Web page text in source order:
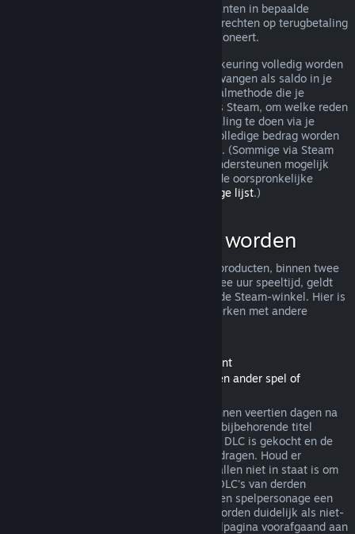
terugbetaling toch worden behandeld. Klanten in bepaalde
jurisdicties hebben mogelijk aanvullende rechten op terugbetaling
wanneer het spel niet naar behoren functioneert.
Je aankoop zal binnen een week na goedkeuring volledig worden
terugbetaald. Je zult de terugbetaling ontvangen als saldo in je
Steam-portemonnee of via dezelfde betaalmethode die je
gebruikt hebt om de aankoop te doen. Als Steam, om welke reden
dan ook, niet in staat is om een terugbetaling te doen via je
oorspronkelijke betaalmethode, zal het volledige bedrag worden
bijgeschreven aan je Steam-portemonnee. (Sommige via Steam
beschikbare betaalmethoden in je land ondersteunen mogelijk
geen terugbetaling van een aankoop via de oorspronkelijke
Klik hier voor een volledige lijst.)
Wat kan terugbetaald worden
Het aanbod tot terugbetaling van Steam-producten, binnen twee
weken na aankoop en met minder dan twee uur speeltijd, geldt
voor spellen en softwaretoepassingen in de Steam-winkel. Hier is
een overzicht van hoe terugbetalingen werken met andere
Terugbetalingen van Downloadable Content
(Steam-winkelinhoud bruikbaar binnen een ander spel of
In de Steam-winkel gekochte DLC kan binnen veertien dagen na
aankoop worden terugbetaald, zolang de bijbehorende titel
minder dan twee uur gespeeld is sinds de DLC is gekocht en de
DLC niet is verbruikt, gewijzigd of overgedragen. Houd er
rekening mee dat Steam in sommige gevallen niet in staat is om
terugbetalingen te doen voor een aantal DLC's van derden
(bijvoorbeeld als de DLC onomkeerbaar een spelpersonage een
level laat stijgen). Deze uitzonderingen worden duidelijk als niet-
terugbetaalbaar gemarkeerd op de winkelpagina voorafgaand aan